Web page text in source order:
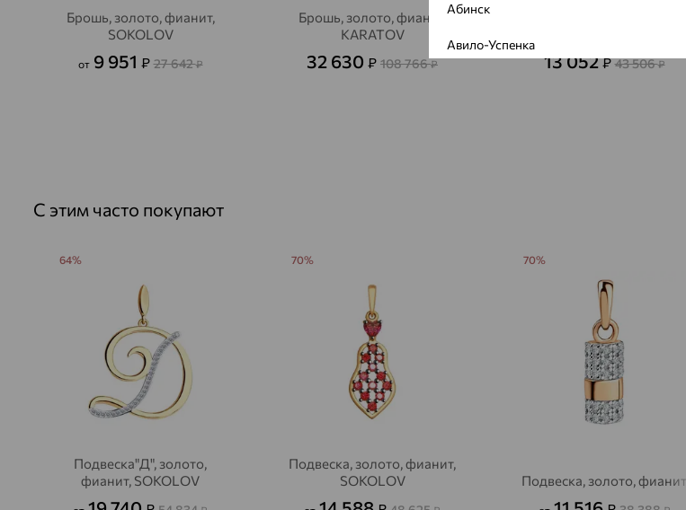
Брошь, золото, фианит,
SOKOLOV
от 9 951 ₽ 27 642₽
Брошь, золото, фианит,
KARATOV
32 630 ₽ 108 766₽ 13 052₽ 43 506₽
С этим часто покупают
Подвеска"Д", золото,
фианит, SOKOLOV
64%
Подвеска, золото, фианит,
SOKOLOV
70%
Подвеска, золото, фианит
70%
Абинск
Авило-Успенка
Алагир